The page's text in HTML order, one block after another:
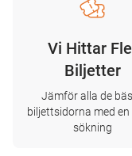
Vi Hittar
Biljetter
Jämför alla de
biljettsidorna med en
sökning